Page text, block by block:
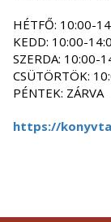
HÉTFŐ: 10:00-
KEDD: 10:00-
SZERDA: 10:00-
CSÜTÖRTÖK:
PÉNTEK: ZÁRVA
https://